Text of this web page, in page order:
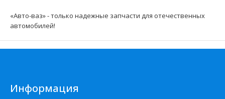
«Авто-ваз» - только надежные запчасти для отечественных
автомобилей!
Информация